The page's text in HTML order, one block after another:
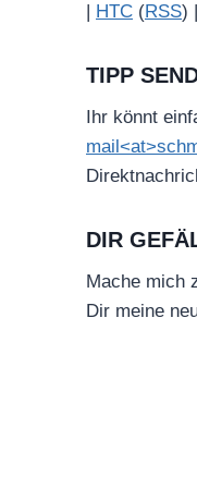
| HTC (RSS) |
TIPP
Ihr könnt
DIR
Mache mich
Dir meine